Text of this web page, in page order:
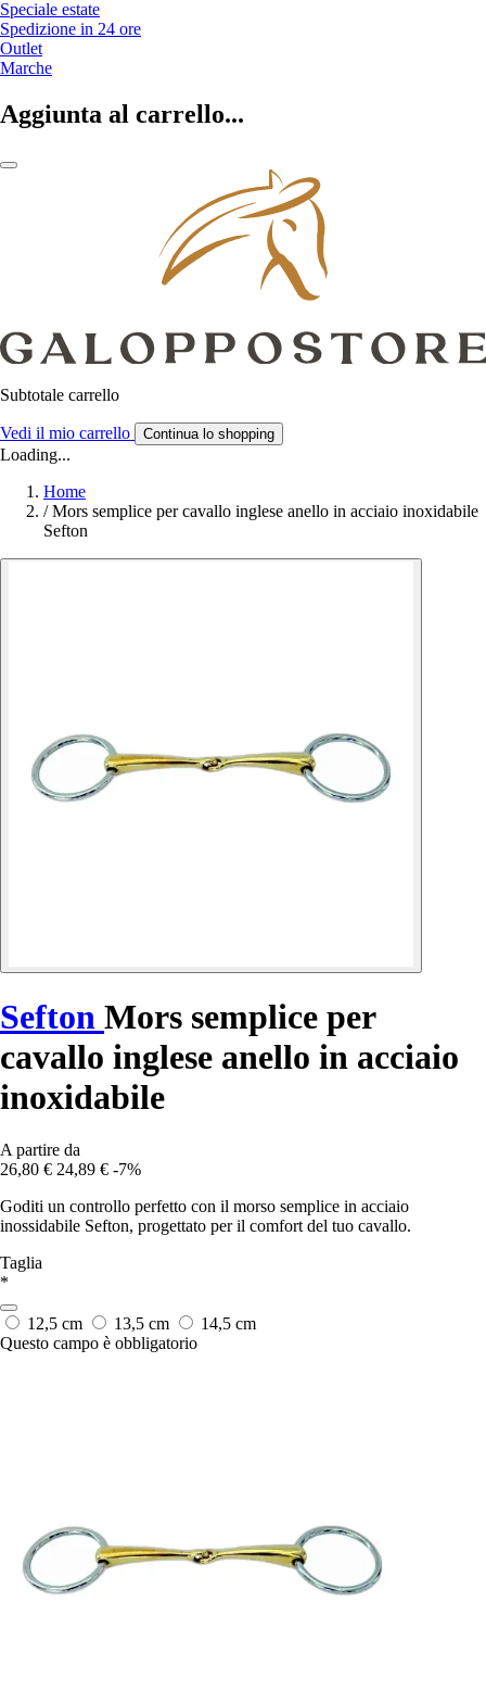
Speciale estate
Spedizione in 24 ore
Outlet
Marche
Aggiunta al carrello...
Subtotale carrello
Vedi il mio carrello Continua lo shopping
Loading...
Home
/ Mors semplice per cavallo inglese anello in acciaio inoxidabile
Sefton
Sefton Mors semplice per
cavallo inglese anello in acciaio
inoxidabile
A partire da
26,80 € 24,89 € -7%
Goditi un controllo perfetto con il morso semplice in acciaio
inossidabile Sefton, progettato per il comfort del tuo cavallo.
Taglia
*
12,5 cm 13,5 cm
14,5 cm
Questo campo è obbligatorio